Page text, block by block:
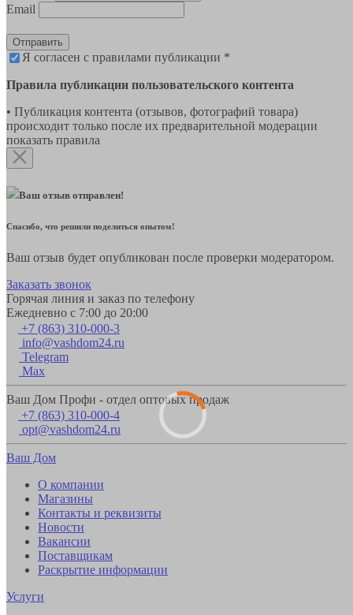
Email
Отправить
Я согласен с правилами публикации *
Правила публикации пользовательского контента
• Публикация контента (отзывов, фотографий товара)
происходит только после их предварительной модерации
показать правила
Ваш отзыв отправлен!
Спасибо, что решили поделиться опытом!
Ваш отзыв будет опубликован после проверки модератором.
Заказать звонок
Горячая линия и заказ по телефону
Ежедневно с 7:00 до 20:00
+7 (863) 310-000-3
info@vashdom24.ru
Telegram
Max
Ваш Дом Профи - отдел оптовых продаж
+7 (863) 310-000-4
opt@vashdom24.ru
Ваш Дом
О компании
Магазины
Контакты и реквизиты
Новости
Вакансии
Поставщикам
Раскрытие информации
Услуги